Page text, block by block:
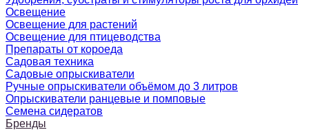
Освещение
Освещение для растений
Освещение для птицеводства
Препараты от короеда
Садовая техника
Садовые опрыскиватели
Ручные опрыскиватели объёмом до 3 литров
Опрыскиватели ранцевые и помповые
Семена сидератов
Бренды